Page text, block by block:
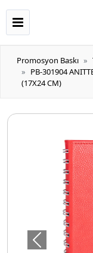
Promosyon Baskı
PB-301904
(17X24 CM)
Önceki